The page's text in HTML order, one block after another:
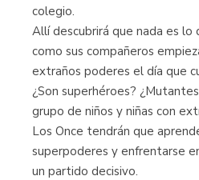
colegio.
Allí descubrirá que nada es
como sus compañeros
extraños poderes el día que
¿Son superhéroes?
grupo de niños y niñas con
Los Once tendrán que
superpoderes y enfrentarse
un partido decisivo.